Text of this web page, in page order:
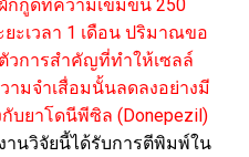
กกูดที่ความเข้มข้น 250
ะเวลา 1 เดือน ปริมาณขอ
วการสำคัญที่ทำให้เซลล์
ามจำเสื่อมนั้นลดลงอย่างมี
บยาโดนีพีซิล (Donepezil)
านวิจัยนี้ได้รับการตีพิมพ์ใน